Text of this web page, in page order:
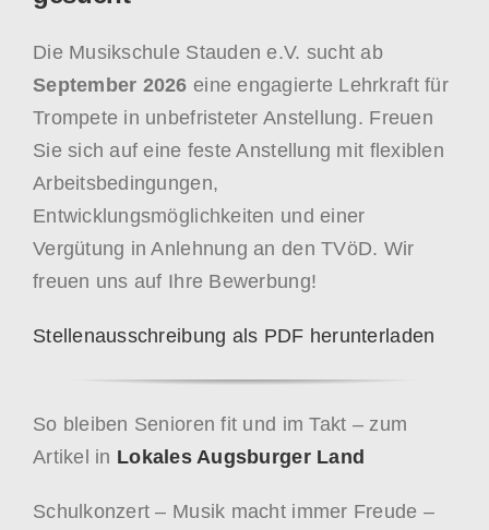
Die Musikschule Stauden e.V. sucht ab
September 2026 eine engagierte Lehrkraft für
Trompete in unbefristeter Anstellung. Freuen
Sie sich auf eine feste Anstellung mit flexiblen
Arbeitsbedingungen,
Entwicklungsmöglichkeiten und einer
Vergütung in Anlehnung an den TVöD. Wir
freuen uns auf Ihre Bewerbung!
Stellenausschreibung als PDF herunterladen
So bleiben Senioren fit und im Takt – zum
Artikel in Lokales Augsburger Land
Schulkonzert – Musik macht immer Freude –